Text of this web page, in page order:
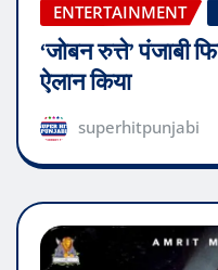
ENTERTAINMENT
‘जोबन रुत्ते’ पंजाबी
ऐलान किया
superhitpunjabi